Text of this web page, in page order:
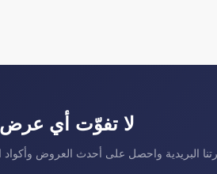
لا تفوّت أي
البريدية واحصل على أحدث العروض